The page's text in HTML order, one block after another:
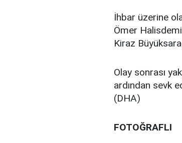
İhbar üzerine
Ömer
Kiraz
Olay sonrası
ardından sevk
(DHA)
FOTOĞRAFLI